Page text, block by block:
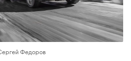
Федоров